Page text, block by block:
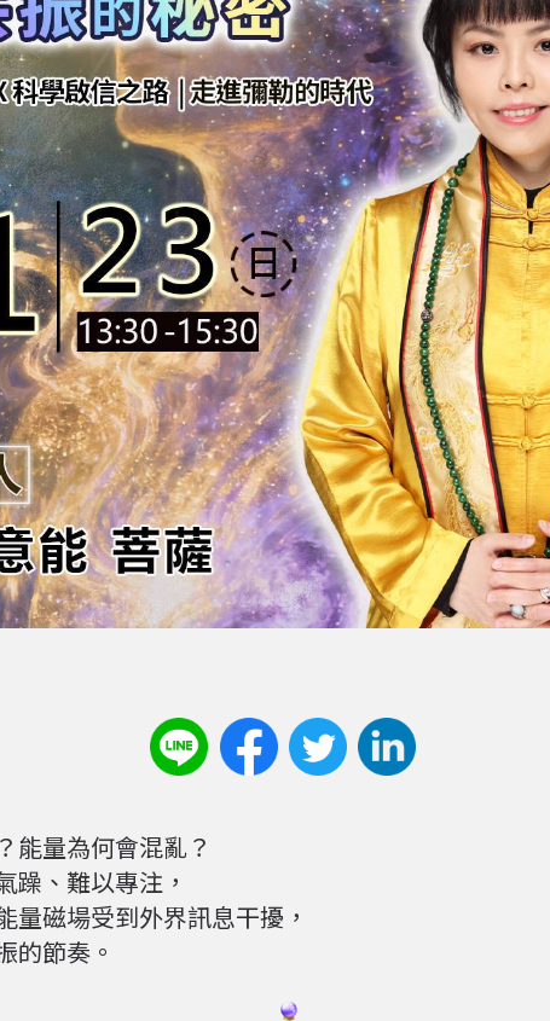
能量為何會混亂？
躁、難以專注，
量磁場受到外界訊息干擾，
的節奏。